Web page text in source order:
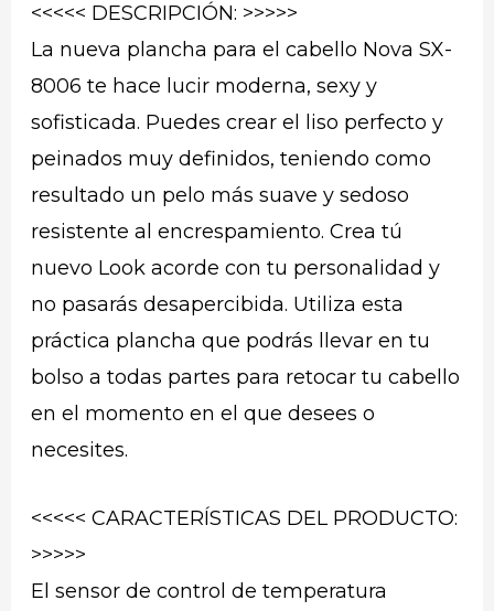
<<<<< DESCRIPCIÓN: >>>>>
La nueva plancha para el cabello Nova SX-
8006 te hace lucir moderna, sexy y
sofisticada. Puedes crear el liso perfecto y
peinados muy definidos, teniendo como
resultado un pelo más suave y sedoso
resistente al encrespamiento. Crea tú
nuevo Look acorde con tu personalidad y
no pasarás desapercibida. Utiliza esta
práctica plancha que podrás llevar en tu
bolso a todas partes para retocar tu cabello
en el momento en el que desees o
necesites.
<<<<< CARACTERÍSTICAS DEL PRODUCTO:
>>>>>
El sensor de control de temperatura